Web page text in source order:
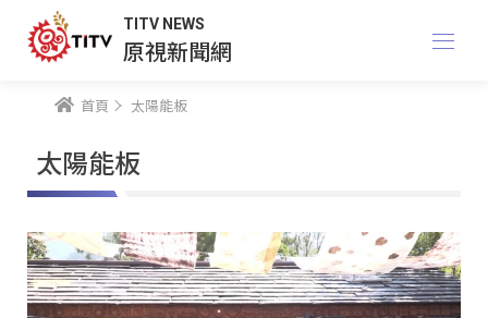
TITV NEWS
原視新聞網
首頁 太陽能板
太陽能板